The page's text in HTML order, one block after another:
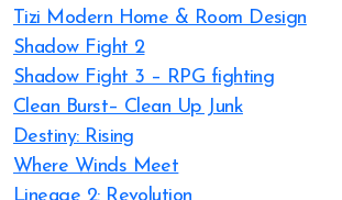
Tizi Modern Home & Room Design
Shadow Fight 2
Shadow Fight 3 – RPG fighting
Clean Burst– Clean Up Junk
Destiny: Rising
Where Winds Meet